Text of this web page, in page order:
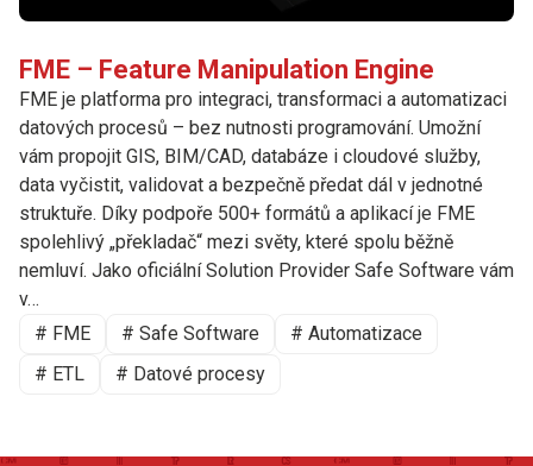
FME – Feature Manipulation Engine
FME je platforma pro integraci, transformaci a automatizaci
datových procesů – bez nutnosti programování. Umožní
vám propojit GIS, BIM/CAD, databáze i cloudové služby,
data vyčistit, validovat a bezpečně předat dál v jednotné
struktuře. Díky podpoře 500+ formátů a aplikací je FME
spolehlivý „překladač“ mezi světy, které spolu běžně
nemluví. Jako oficiální Solution Provider Safe Software vám
v…
# FME
# Safe Software
# Automatizace
# ETL
# Datové procesy